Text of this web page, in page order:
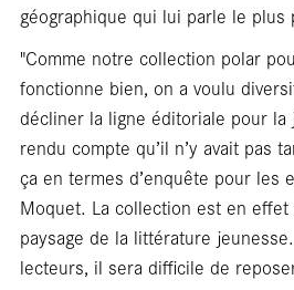
géographique qui lui parle le plus
"Comme notre collection polar
fonctionne bien, on a voulu
décliner la ligne éditoriale pour la
rendu compte qu’il n’y avait pas
ça en termes d’enquête pour les
Moquet. La collection est en
paysage de la littérature
lecteurs, il sera difficile de